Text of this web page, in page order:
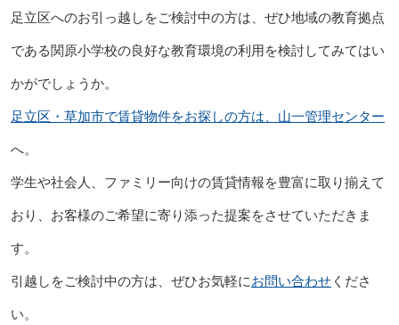
足立区へのお引っ越しをご検討中の方は、ぜひ地域の教育拠点
である関原小学校の良好な教育環境の利用を検討してみてはい
かがでしょうか。
足立区・草加市で賃貸物件をお探しの方は、山一管理センター
へ。
学生や社会人、ファミリー向けの賃貸情報を豊富に取り揃えて
おり、お客様のご希望に寄り添った提案をさせていただきま
す。
引越しをご検討中の方は、ぜひお気軽にお問い合わせくださ
い。